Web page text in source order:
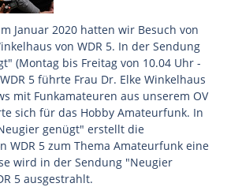
Januar 2020 hatten wir Besuch von
von WDR 5. In der Sendung
(Montag bis Freitag von 10.04 Uhr -
5 führte Frau Dr. Elke Winkelhaus
mit Funkamateuren aus unserem OV
sich für das Hobby Amateurfunk. In
genügt" erstellt die
WDR 5 zum Thema Amateurfunk eine
wird in der Sendung "Neugier
5 ausgestrahlt.